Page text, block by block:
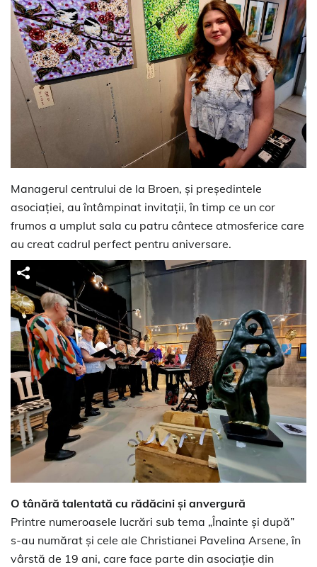
Managerul centrului de la Broen, și președintele
asociației, au întâmpinat invitații, în timp ce un cor
frumos a umplut sala cu patru cântece atmosferice care
au creat cadrul perfect pentru aniversare.
O tânără talentată cu rădăcini și anvergură
Printre numeroasele lucrări sub tema „Înainte și după”
s-au numărat și cele ale Christianei Pavelina Arsene, în
vârstă de 19 ani, care face parte din asociație din